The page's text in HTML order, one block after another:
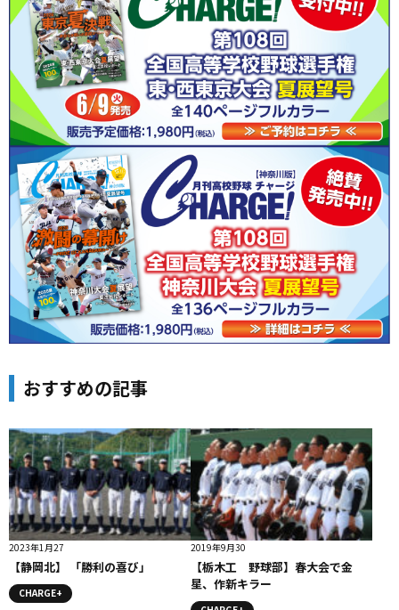
おすすめの記事
2023年1月27
【静岡北】 「勝利の喜び」
CHARGE+
2019年9月30
【栃木工 野球部】春大会で金
星、作新キラー